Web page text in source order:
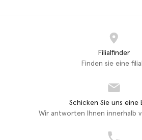
Filialfinder
Finden sie eine
Schicken Sie uns eine
Wir antworten Ihnen innerhalb